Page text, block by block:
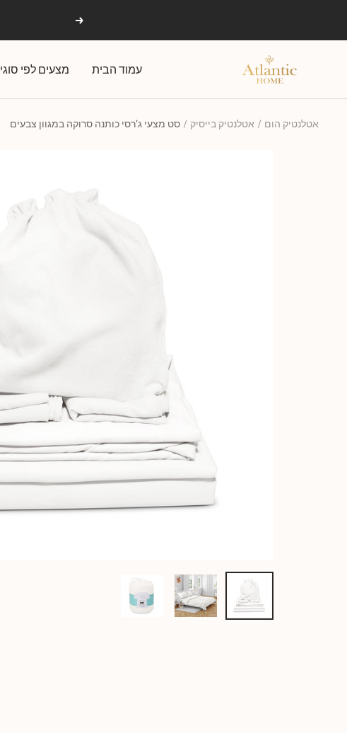
הקודם
עמוד הבית מצעים לפי
אטלנטיק
אטלנטיק הום אטלנטיק בייסיק סט מצעי ג'רסי כותנה סרוקה במגוון צבעים